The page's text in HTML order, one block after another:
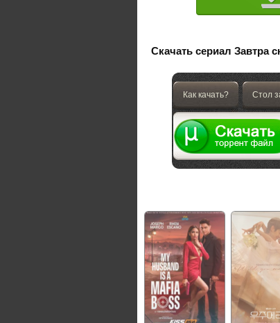
Скачать сериал Завтра
Как качать? Стол